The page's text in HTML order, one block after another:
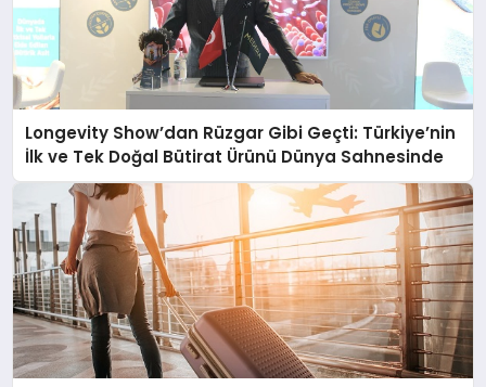
Longevity Show’dan Rüzgar Gibi Geçti: Türkiye’nin
İlk ve Tek Doğal Bütirat Ürünü Dünya Sahnesinde